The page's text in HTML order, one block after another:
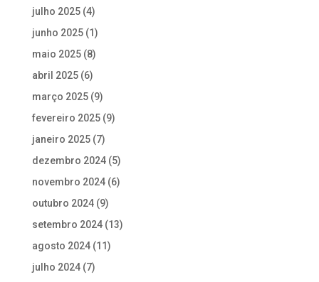
julho 2025(4)
junho 2025(1)
maio 2025(8)
abril 2025(6)
março 2025(9)
fevereiro 2025(9)
janeiro 2025(7)
dezembro 2024(5)
novembro 2024(6)
outubro 2024(9)
setembro 2024(13)
agosto 2024(11)
julho 2024(7)